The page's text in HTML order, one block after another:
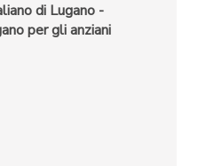
di Lugano -
per gli anziani